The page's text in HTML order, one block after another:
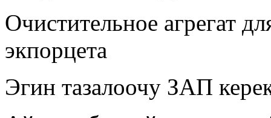
Очистительное агрегат
экпорцета
Эгин тазалоочу ЗАП